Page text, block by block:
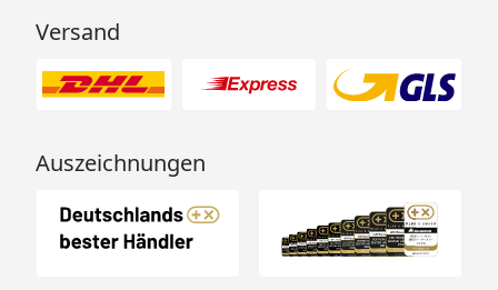
Versand
Auszeichnungen